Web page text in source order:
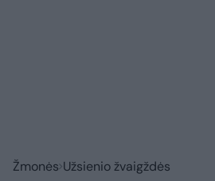
Žmonės Užsienio žvaigždės